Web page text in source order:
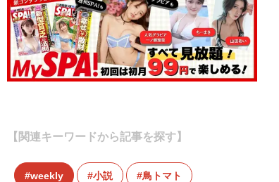
【関連キーワードから記事を探す】
weekly 小説 鳥トマト